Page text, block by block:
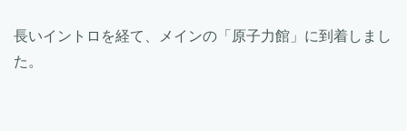
長いイントロを経て、メインの「原子力館」に到着しまし
た。